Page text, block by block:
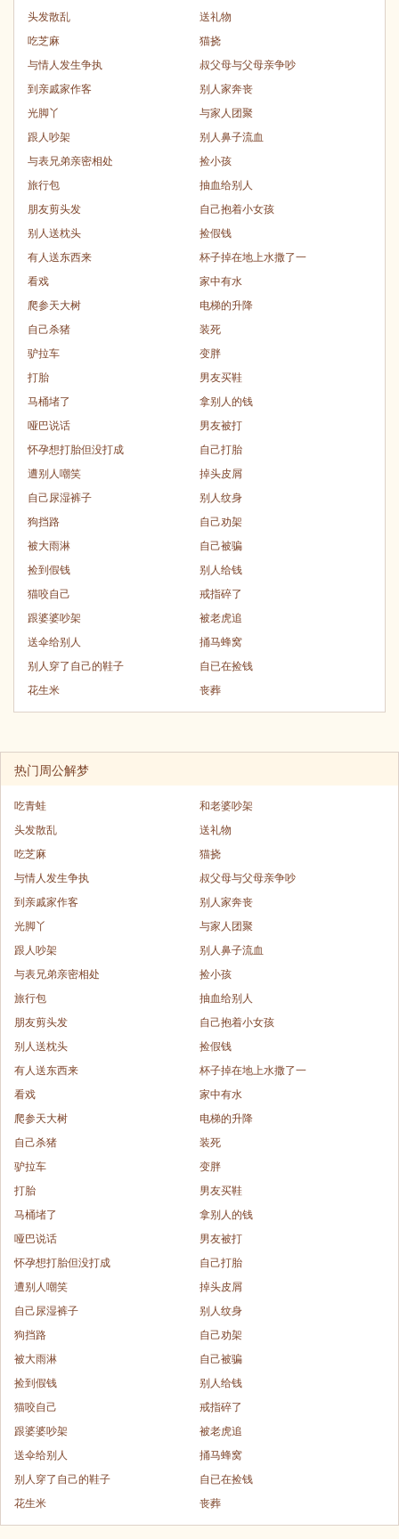
头发散乱
送礼物
吃芝麻
猫挠
与情人发生争执
叔父母与父母亲争吵
到亲戚家作客
别人家奔丧
光脚丫
与家人团聚
跟人吵架
别人鼻子流血
与表兄弟亲密相处
捡小孩
旅行包
抽血给别人
朋友剪头发
自己抱着小女孩
别人送枕头
捡假钱
有人送东西来
杯子掉在地上水撒了一
看戏
家中有水
爬参天大树
电梯的升降
自己杀猪
装死
驴拉车
变胖
打胎
男友买鞋
马桶堵了
拿别人的钱
哑巴说话
男友被打
怀孕想打胎但没打成
自己打胎
遭别人嘲笑
掉头皮屑
自己尿湿裤子
别人纹身
狗挡路
自己劝架
被大雨淋
自己被骗
捡到假钱
别人给钱
猫咬自己
戒指碎了
跟婆婆吵架
被老虎追
送伞给别人
捅马蜂窝
别人穿了自己的鞋子
自已在捡钱
花生米
丧葬
热门周公解梦
吃青蛙
和老婆吵架
头发散乱
送礼物
吃芝麻
猫挠
与情人发生争执
叔父母与父母亲争吵
到亲戚家作客
别人家奔丧
光脚丫
与家人团聚
跟人吵架
别人鼻子流血
与表兄弟亲密相处
捡小孩
旅行包
抽血给别人
朋友剪头发
自己抱着小女孩
别人送枕头
捡假钱
有人送东西来
杯子掉在地上水撒了一
看戏
家中有水
爬参天大树
电梯的升降
自己杀猪
装死
驴拉车
变胖
打胎
男友买鞋
马桶堵了
拿别人的钱
哑巴说话
男友被打
怀孕想打胎但没打成
自己打胎
遭别人嘲笑
掉头皮屑
自己尿湿裤子
别人纹身
狗挡路
自己劝架
被大雨淋
自己被骗
捡到假钱
别人给钱
猫咬自己
戒指碎了
跟婆婆吵架
被老虎追
送伞给别人
捅马蜂窝
别人穿了自己的鞋子
自已在捡钱
花生米
丧葬